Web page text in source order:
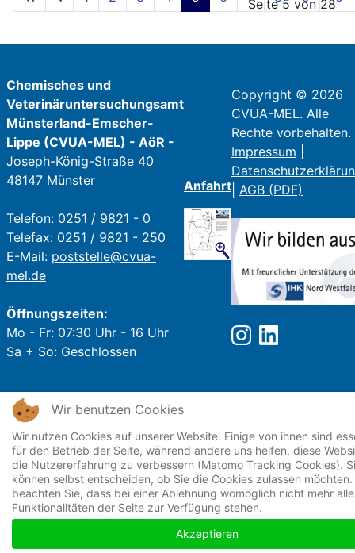
Seite 5 von 28
Chemisches und
Veterinäruntersuchungsamt
Münsterland-Emscher-
Lippe (CVUA-MEL) - AöR -
Joseph-König-Straße 40
48147 Münster
Telefon: 0251 / 9821 - 0
Telefax: 0251 / 9821 - 250
E-Mail: poststelle@cvua-
mel.de
Öffnungszeiten:
Mo - Fr: 07:30 Uhr - 16 Uhr
Sa + So: Geschlossen
Anfahrt
Copyright © 2026
CVUA-MEL. Alle
Rechte vorbehalten.
Impressum
AGB (PDF)
Wir benutzen Cookies
Wir nutzen Cookies auf unserer Website. Einige von ihnen sind
für den Betrieb der Seite, während andere uns helfen, diese
die Nutzererfahrung zu verbessern (Matomo Tracking Cookies).
können selbst entscheiden, ob Sie die Cookies zulassen
beachten Sie, dass bei einer Ablehnung womöglich nicht mehr alle
Funktionalitäten der Seite zur Verfügung stehen.
Akzeptieren